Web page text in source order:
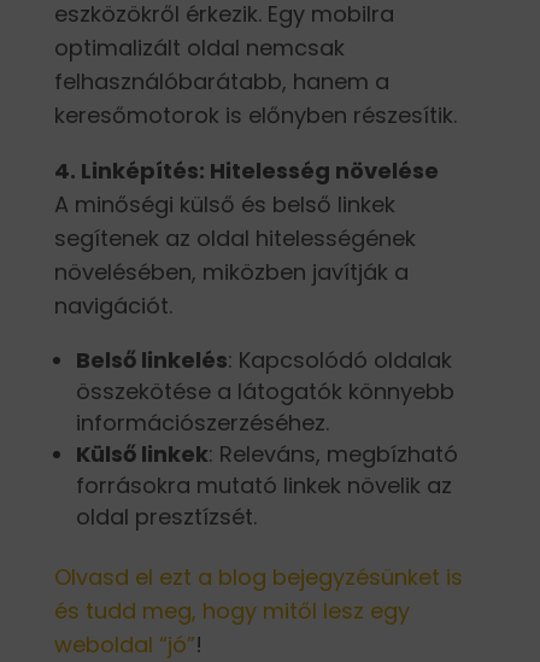
eszközökről érkezik. Egy mobilra
optimalizált oldal nemcsak
felhasználóbarátabb, hanem a
keresőmotorok is előnyben részesítik.
4. Linképítés: Hitelesség növelése
A minőségi külső és belső linkek
segítenek az oldal hitelességének
növelésében, miközben javítják a
navigációt.
Belső linkelés: Kapcsolódó oldalak
összekötése a látogatók könnyebb
információszerzéséhez.
Külső linkek: Releváns, megbízható
forrásokra mutató linkek növelik az
oldal presztízsét.
Olvasd el ezt a blog bejegyzésünket is
és tudd meg, hogy mitől lesz egy
weboldal “jó”!